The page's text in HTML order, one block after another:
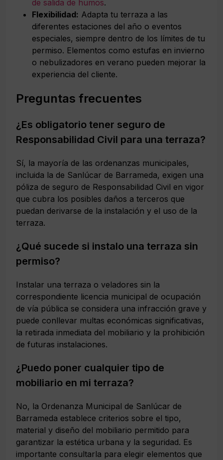
de salida de humos.
Flexibilidad: Adapta tu terraza a las
diferentes estaciones del año o eventos
especiales, siempre dentro de los límites de tu
permiso. Elementos como estufas en invierno
o nebulizadores en verano pueden mejorar la
experiencia del cliente.
Preguntas frecuentes
¿Es obligatorio tener seguro de
Responsabilidad Civil para una terraza?
Sí, la mayoría de las ordenanzas municipales,
incluida la de Sanlúcar de Barrameda, exigen una
póliza de seguro de Responsabilidad Civil en vigor
que cubra los posibles daños a terceros que
puedan derivarse de la instalación y el uso de la
terraza.
¿Qué sucede si instalo una terraza sin
permiso?
Instalar una terraza o veladores sin la
correspondiente licencia municipal de ocupación
de vía pública se considera una infracción grave y
puede conllevar multas económicas significativas,
la retirada inmediata del mobiliario y la prohibición
de futuras instalaciones.
¿Puedo poner cualquier tipo de
mobiliario en mi terraza?
No, la Ordenanza Municipal de Sanlúcar de
Barrameda establece criterios sobre el tipo,
material y diseño del mobiliario permitido para
garantizar la estética urbana y la seguridad. Es
importante consultarla para elegir elementos que